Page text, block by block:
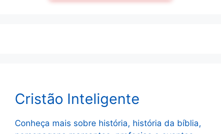
Cristão Inteligente
Conheça mais sobre história, história da bíblia,